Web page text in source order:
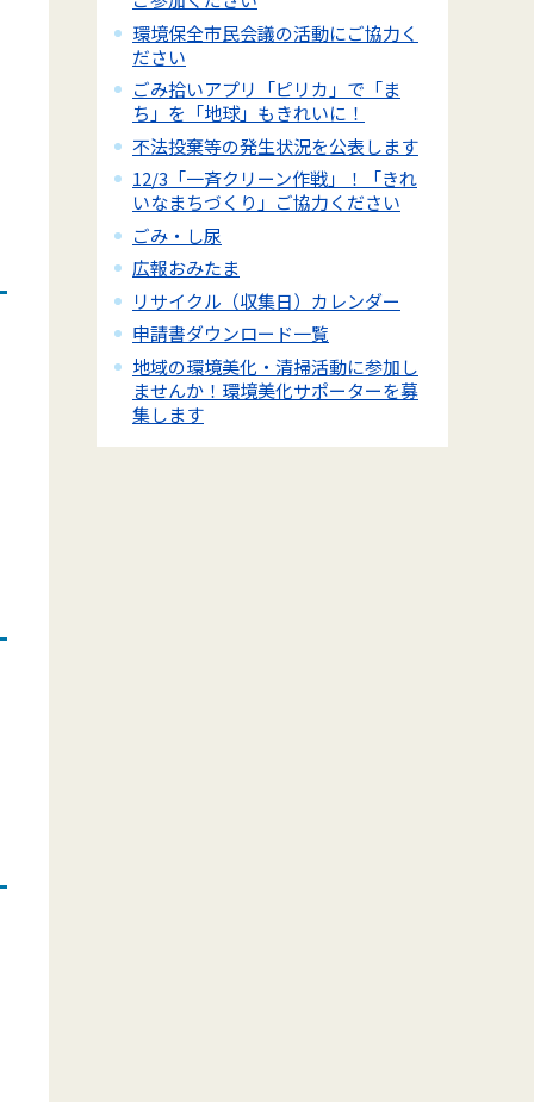
環境保全市民会議の活動にご協力く
ださい
ごみ拾いアプリ「ピリカ」で「ま
ち」を「地球」もきれいに！
不法投棄等の発生状況を公表します
12/3「一斉クリーン作戦」！「きれ
いなまちづくり」ご協力ください
ごみ・し尿
広報おみたま
リサイクル（収集日）カレンダー
申請書ダウンロード一覧
地域の環境美化・清掃活動に参加し
ませんか！環境美化サポーターを募
集します